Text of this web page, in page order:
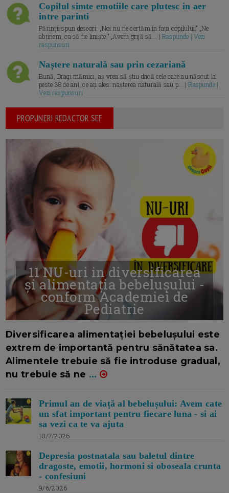
Copilul simte emotiile care plutesc in aer
intre parinti
Părinții spun deseori: „Noi nu ne certăm în fața copilului.” „Ne
abținem, ca să fie liniște.” „Avem grijă să... | Raspunde | Vezi
raspunsuri
Naștere naturală sau prin cezariană
Bună, Dragi mămici, aș vrea să știu dacă cele care au născut la
peste 38 de ani, ce ați ales: nașterea naturală sau p... |Raspunde |
Vezi raspunsuri
PROPUNERI REDACTOR SEF
11 NU-uri in diversificarea
și alimentația bebelușului -
conform Academiei de
Pediatrie
Diversificarea alimentației bebelușului este
extrem de importantă pentru sănătatea sa.
Alimentele trebuie să fie introduse gradual,
nu trebuie să ne ...
Primul an de viață al bebelușului: Avem cate
un sfat important pentru fiecare luna - si ai
sa vezi ca te va ajuta
10/7/2026
Depresia postnatala sau baletul dintre
dragoste, emotii, hormoni si oboseala crunta
- confesiuni
9/6/2026